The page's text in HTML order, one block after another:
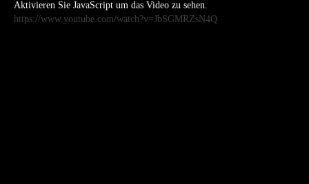
Aktivieren Sie JavaScript um das Video zu sehen.
https://www.youtube.com/watch?v=JbSGMRZsN4Q